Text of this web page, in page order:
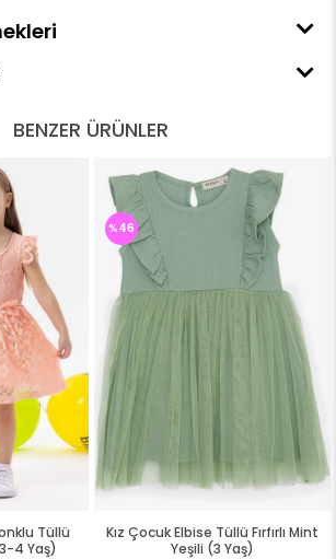
BENZER ÜRÜNLER
Tüllü
4 Yaş)
Kız Çocuk Elbise Tüllü Fırfırlı Mint
Yeşili (3 Yaş)
%46